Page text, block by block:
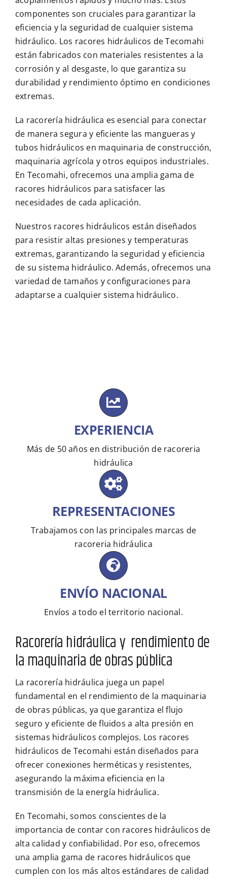
componentes son cruciales para garantizar la
eficiencia y la seguridad de cualquier sistema
hidráulico. Los racores hidráulicos de Tecomahi
están fabricados con materiales resistentes a la
corrosión y al desgaste, lo que garantiza su
durabilidad y rendimiento óptimo en condiciones
extremas.
La racorería hidráulica es esencial para conectar
de manera segura y eficiente las mangueras y
tubos hidráulicos en maquinaria de construcción,
maquinaria agrícola y otros equipos industriales.
En Tecomahi, ofrecemos una amplia gama de
racores hidráulicos para satisfacer las
necesidades de cada aplicación.
Nuestros racores hidráulicos están diseñados
para resistir altas presiones y temperaturas
extremas, garantizando la seguridad y eficiencia
de su sistema hidráulico. Además, ofrecemos una
variedad de tamaños y configuraciones para
adaptarse a cualquier sistema hidráulico.
EXPERIENCIA
Más de 50 años en distribución de racoreria
hidráulica
REPRESENTACIONES
Trabajamos con las principales marcas de
racoreria hidráulica
ENVÍO NACIONAL
Envíos a todo el territorio nacional.
Racorería hidráulica y rendimiento de
la maquinaria de obras pública
La racorería hidráulica juega un papel
fundamental en el rendimiento de la maquinaria
de obras públicas, ya que garantiza el flujo
seguro y eficiente de fluidos a alta presión en
sistemas hidráulicos complejos. Los racores
hidráulicos de Tecomahi están diseñados para
ofrecer conexiones herméticas y resistentes,
asegurando la máxima eficiencia en la
transmisión de la energía hidráulica.
En Tecomahi, somos conscientes de la
importancia de contar con racores hidráulicos de
alta calidad y confiabilidad. Por eso, ofrecemos
una amplia gama de racores hidráulicos que
cumplen con los más altos estándares de calidad